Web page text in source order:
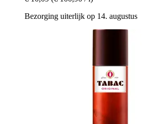
Bezorging uiterlijk op 14. augustus